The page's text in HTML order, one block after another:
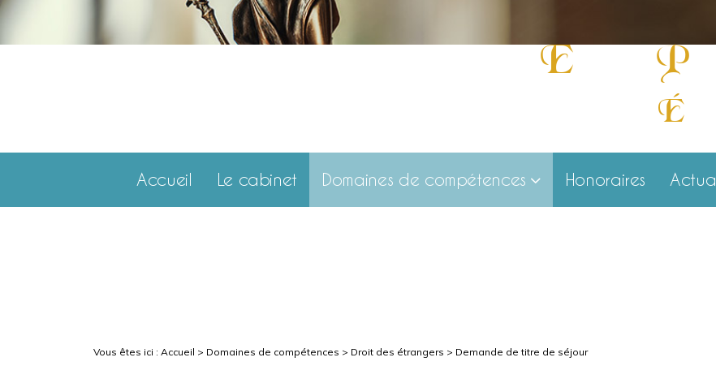
E xcellence,P
É
Accueil Le cabinet Domaines de compétences Honoraires
Vous êtes ici : Accueil > Domaines de compétences > Droit des étrangers > Demande de titre de séjour